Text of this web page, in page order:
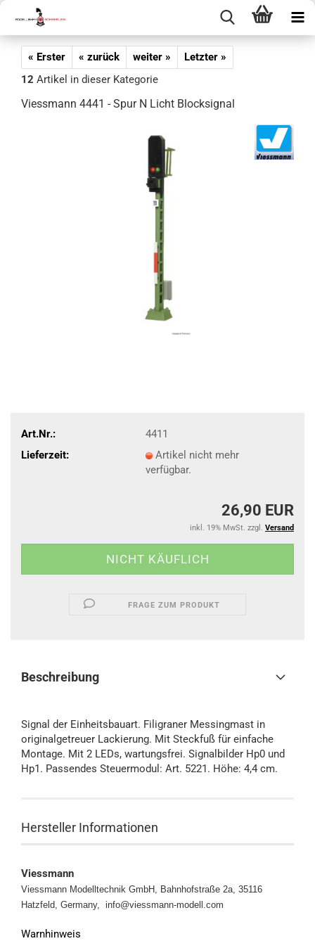
« Erster « zurück weiter »
Letzter »
12 Artikel in dieser Kategorie
Viessmann 4441 - Spur N Licht Blocksignal
Art.Nr.:
4411
Lieferzeit:
Artikel nicht mehr
verfügbar.
26,90 EUR
inkl. 19% MwSt. zzgl. Versand
FRAGE ZUM PRODUKT
Beschreibung
Signal der Einheitsbauart. Filigraner Messingmast in
originalgetreuer Lackierung. Mit Steckfuß für einfache
Montage. Mit 2 LEDs, wartungsfrei. Signalbilder Hp0 und
Hp1. Passendes Steuermodul: Art. 5221. Höhe: 4,4 cm.
Hersteller Informationen
Viessmann
Viessmann Modelltechnik GmbH, Bahnhofstraße 2a, 35116
Hatzfeld, Germany, info@viessmann-modell.com
Warnhinweis